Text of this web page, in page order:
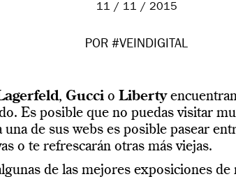
11 / 11 / 2015
POR #VEINDIGITAL
, Gucci o Liberty
Es posible que no puedas visitar
de sus webs es posible pasear
o te refrescarán otras más viejas.
de las mejores exposiciones de